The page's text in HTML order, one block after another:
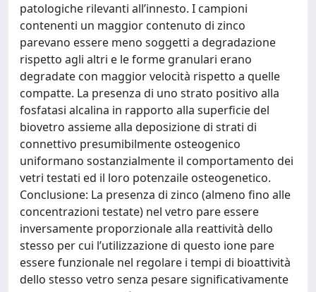
patologiche rilevanti all’innesto. I campioni
contenenti un maggior contenuto di zinco
parevano essere meno soggetti a degradazione
rispetto agli altri e le forme granulari erano
degradate con maggior velocità rispetto a quelle
compatte. La presenza di uno strato positivo alla
fosfatasi alcalina in rapporto alla superficie del
biovetro assieme alla deposizione di strati di
connettivo presumibilmente osteogenico
uniformano sostanzialmente il comportamento dei
vetri testati ed il loro potenzaile osteogenetico.
Conclusione: La presenza di zinco (almeno fino alle
concentrazioni testate) nel vetro pare essere
inversamente proporzionale alla reattività dello
stesso per cui l’utilizzazione di questo ione pare
essere funzionale nel regolare i tempi di bioattività
dello stesso vetro senza pesare significativamente